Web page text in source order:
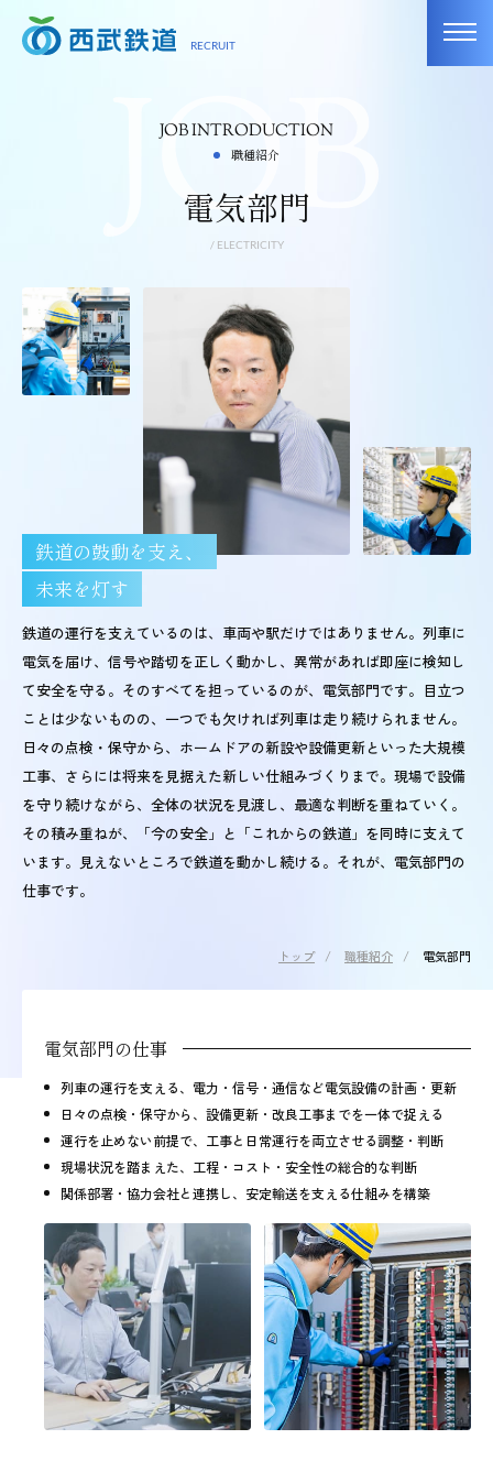
RECRUIT
JOB INTRODUCTION
職種紹介
電気部門
/ ELECTRICITY
鉄道の鼓動を支え、
未来を灯す
鉄道の運行を支えているのは、車両や駅だけではありません。列車に
電気を届け、信号や踏切を正しく動かし、異常があれば即座に検知し
て安全を守る。そのすべてを担っているのが、電気部門です。目立つ
ことは少ないものの、一つでも欠ければ列車は走り続けられません。
日々の点検・保守から、ホームドアの新設や設備更新といった大規模
工事、さらには将来を見据えた新しい仕組みづくりまで。現場で設備
を守り続けながら、全体の状況を見渡し、最適な判断を重ねていく。
その積み重ねが、「今の安全」と「これからの鉄道」を同時に支えて
います。見えないところで鉄道を動かし続ける。それが、電気部門の
仕事です。
トップ/ 職種紹介 / 電気部門
電気部門の仕事
列車の運行を支える、電力・信号・通信など電気設備の計画・更新
日々の点検・保守から、設備更新・改良工事までを一体で捉える
運行を止めない前提で、工事と日常運行を両立させる調整・判断
現場状況を踏まえた、工程・コスト・安全性の総合的な判断
関係部署・協力会社と連携し、安定輸送を支える仕組みを構築